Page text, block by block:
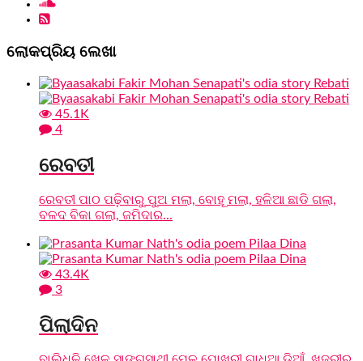
ଲୋକପ୍ରିୟ ଲେଖା
45.1K
4
ରେବତୀ
ରେବତୀ ପାଠ ପଢ଼ିବାରୁ ପୁଅ ମଲା, ବୋହୂ ମଲା, ହଳିଆ ଛାଡି ଗଲା,
ବଳଦ ବିକା ଗଲା, ଜମିଦାର...
43.4K
3
ପିଲାଦିନ